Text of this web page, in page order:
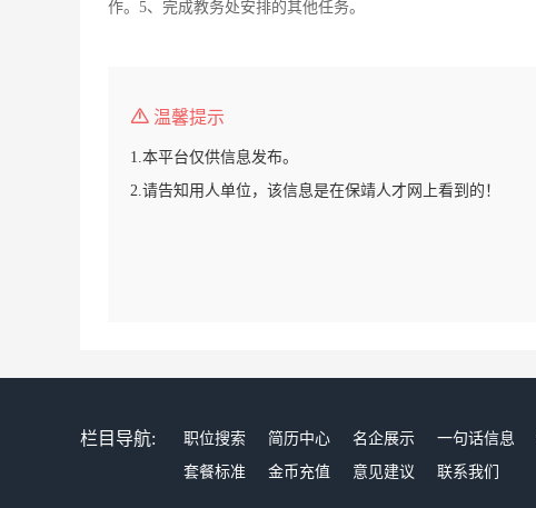
作。5、完成教务处安排的其他任务。
温馨提示
1.本平台仅供信息发布。
2.请告知用人单位，该信息是在保靖人才网上看到的！
栏目导航: 职位搜索 简历中心 名企展示 一句话信息
套餐标准
金币充值 意见建议 联系我们